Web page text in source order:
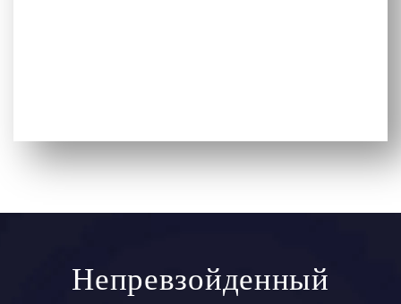
Непревзойденный